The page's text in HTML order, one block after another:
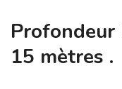
Profondeur
15 mètres .